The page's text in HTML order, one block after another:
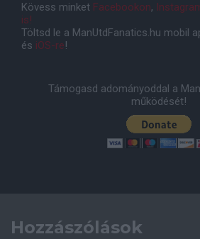
Kövess minket Facebookon,
is!
Töltsd le a ManUtdFanatics.hu mobil
és iOS-re!
Támogasd adományoddal a
működését!
Hozzászólások